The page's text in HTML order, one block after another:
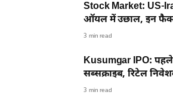
Stock Market: US-
ऑयल में उछाल, इन
3 min read
Kusumgar IPO: पहले
सब्सक्राइब, रिटेल
ज्यादा भरा
3 min read